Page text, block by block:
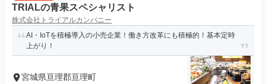
TRIALの青果スペシャリスト
株式会社トライアルカンパニー
AI・IoTを積極導入の小売企業！働き方改革にも積極的！基本定時
上がり！
宮城県亘理郡亘理町